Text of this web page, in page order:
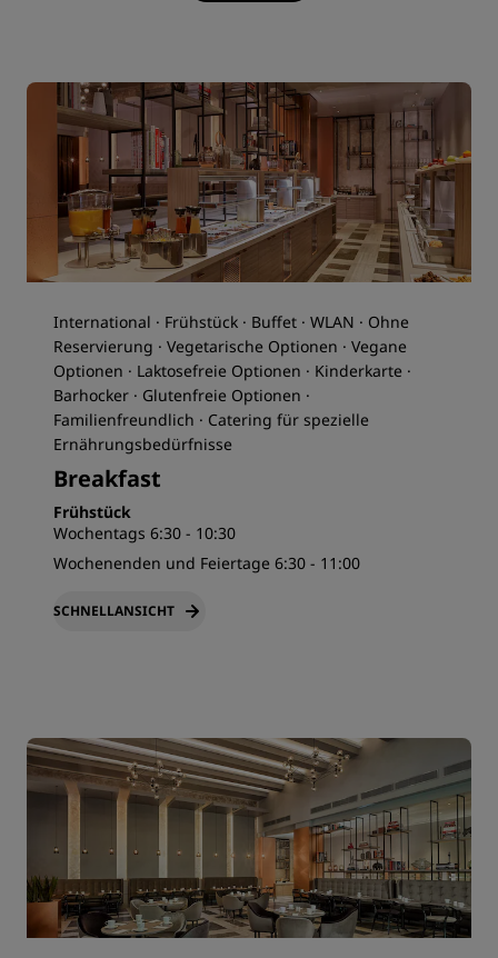
International · Frühstück · Buffet · WLAN · Ohne
Reservierung · Vegetarische Optionen · Vegane
Optionen · Laktosefreie Optionen · Kinderkarte ·
Barhocker · Glutenfreie Optionen ·
Familienfreundlich · Catering für spezielle
Ernährungsbedürfnisse
Breakfast
Frühstück
Wochentags 6:30 - 10:30
Wochenenden und Feiertage 6:30 - 11:00
SCHNELLANSICHT